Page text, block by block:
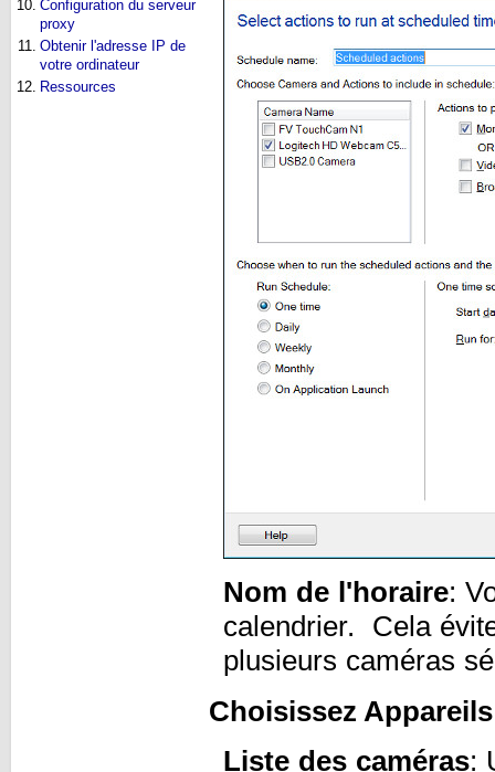
10. Configuration du serveur
proxy
11. Obtenir l'adresse IP de
votre ordinateur
12. Ressources
Nom de l'horaire:
calendrier. Cela
plusieurs caméras
Choisissez
Liste des caméras: